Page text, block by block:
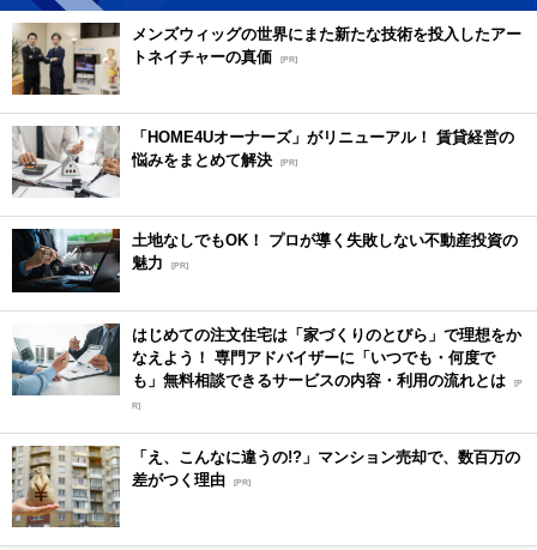
メンズウィッグの世界にまた新たな技術を投入したアー
トネイチャーの真価
[PR]
「HOME4Uオーナーズ」がリニューアル！ 賃貸経営の
悩みをまとめて解決 [PR]
土地なしでもOK！ プロが導く失敗しない不動産投資の
魅力
[PR]
はじめての注文住宅は「家づくりのとびら」で理想をか
なえよう！ 専門アドバイザーに「いつでも・何度で
も」無料相談できるサービスの内容・利用の流れとは [P
R]
「え、こんなに違うの!?」マンション売却で、数百万の
差がつく理由 [PR]